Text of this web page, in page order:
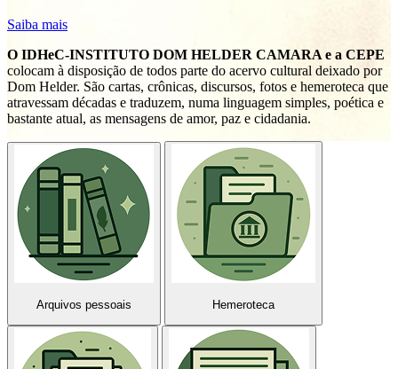
Saiba mais
O IDHeC-INSTITUTO DOM HELDER CAMARA e a CEPE
colocam à disposição de todos parte do acervo cultural deixado por
Dom Helder. São cartas, crônicas, discursos, fotos e hemeroteca que
atravessam décadas e traduzem, numa linguagem simples, poética e
bastante atual, as mensagens de amor, paz e cidadania.
Arquivos pessoais Hemeroteca